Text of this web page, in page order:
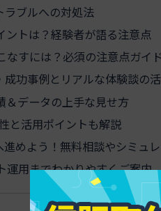
ラブルへの対処法
ントは？経験者が語る注意点
すには？必須の注意点ガイ
功事例とリアルな体験談の
＆データの上手な見せ方
と活用ポイントも解説
めよう！無料相談やシミュ
運用までわかりやすくご案内